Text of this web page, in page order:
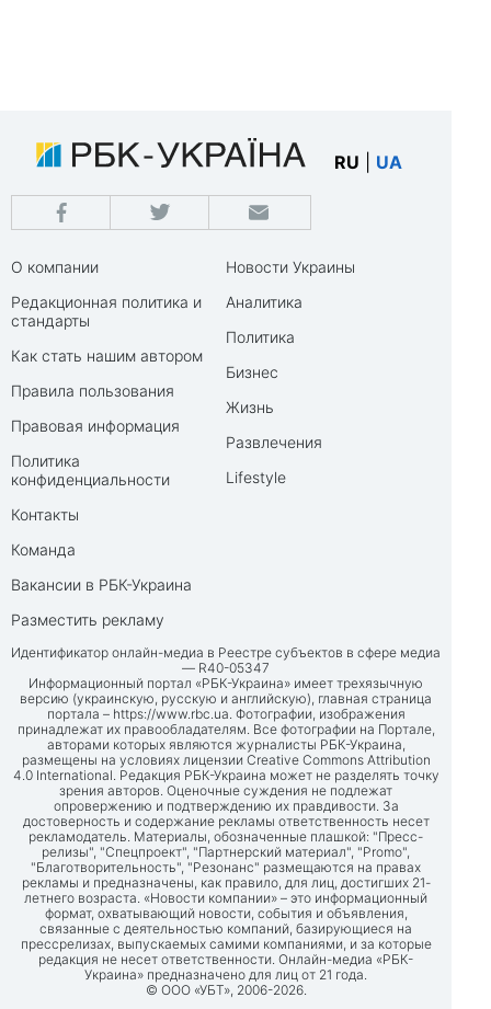
RU UA
О компании
Редакционная политика и
стандарты
Как стать нашим автором
Правила пользования
Правовая информация
Политика
конфиденциальности
Контакты
Команда
Вакансии в РБК-Украина
Разместить рекламу
Новости Украины
Аналитика
Политика
Бизнес
Жизнь
Развлечения
Lifestyle
Идентификатор онлайн-медиа в Реестре субъектов в сфере медиа
— R40-05347
Информационный портал «РБК-Украина» имеет трехязычную
версию (украинскую, русскую и английскую), главная страница
портала – https://www.rbc.ua. Фотографии, изображения
принадлежат их правообладателям. Все фотографии на Портале,
авторами которых являются журналисты РБК-Украина,
размещены на условиях лицензии Creative Commons Attribution
4.0 International. Редакция РБК-Украина может не разделять точку
зрения авторов. Оценочные суждения не подлежат
опровержению и подтверждению их правдивости. За
достоверность и содержание рекламы ответственность несет
рекламодатель. Материалы, обозначенные плашкой: "Пресс-
релизы", "Спецпроект", "Партнерский материал", "Promo",
"Благотворительность", "Резонанс" размещаются на правах
рекламы и предназначены, как правило, для лиц, достигших 21-
летнего возраста. «Новости компании» – это информационный
формат, охватывающий новости, события и объявления,
связанные с деятельностью компаний, базирующиеся на
прессрелизах, выпускаемых самими компаниями, и за которые
редакция не несет ответственности. Онлайн-медиа «РБК-
Украина» предназначено для лиц от 21 года.
© ООО «УБТ», 2006-2026.